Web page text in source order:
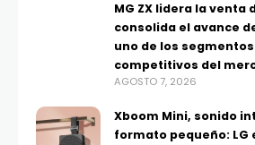
MG ZX lidera la venta
consolida el avance
uno de los
competitivos del
AGOSTO 7, 2026
Xboom Mini, sonido
formato pequeño: